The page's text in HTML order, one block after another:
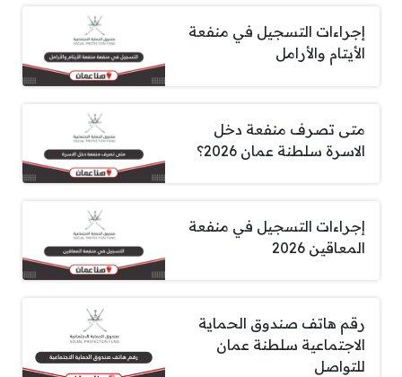
إجراءات التسجيل في منفعة
الأيتام والأرامل
متى تصرف منفعة دخل
الاسرة سلطنة عمان 2026؟
إجراءات التسجيل في منفعة
المعاقين 2026
رقم هاتف صندوق الحماية
الاجتماعية سلطنة عمان
للتواصل